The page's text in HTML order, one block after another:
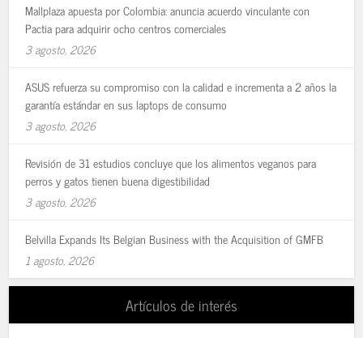
Mallplaza apuesta por Colombia: anuncia acuerdo vinculante con
Pactia para adquirir ocho centros comerciales
3 agosto, 2026
ASUS refuerza su compromiso con la calidad e incrementa a 2 años la
garantía estándar en sus laptops de consumo
3 agosto, 2026
Revisión de 31 estudios concluye que los alimentos veganos para
perros y gatos tienen buena digestibilidad
3 agosto, 2026
Belvilla Expands Its Belgian Business with the Acquisition of GMFB
1 agosto, 2026
Artículos de interés